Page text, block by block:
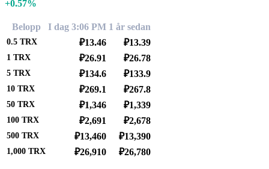
+0.57%
Belopp I dag 3:06 PM 1 år sedan
0.5 TRX ₽13.46 ₽13.39
1 TRX ₽26.91 ₽26.78
5 TRX ₽134.6 ₽133.9
10 TRX ₽269.1 ₽267.8
50 TRX ₽1,346 ₽1,339
100 TRX ₽2,691 ₽2,678
500 TRX ₽13,460 ₽13,390
1,000 TRX ₽26,910 ₽26,780